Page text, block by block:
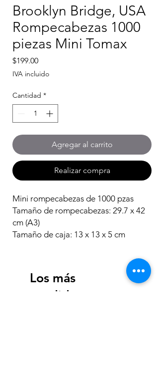
Brooklyn Bridge, USA
Rompecabezas 1000
piezas Mini Tomax
$199.00Precio
IVA incluido
Cantidad *
Agregar al carrito
Realizar compra
Mini rompecabezas de 1000 pzas
Tamaño de rompecabezas: 29.7 x 42
cm (A3)
Tamaño de caja: 13 x 13 x 5 cm
Los más
vendidos